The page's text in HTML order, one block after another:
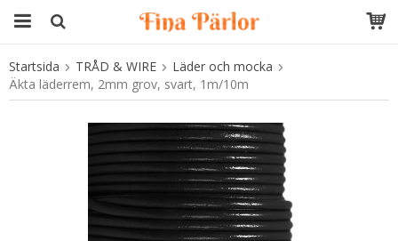
Produkten har blivit tillagd i varukorgen
Startsida TRÅD & WIRE
Läder och mocka
Äkta läderrem, 2mm grov, svart, 1m/10m